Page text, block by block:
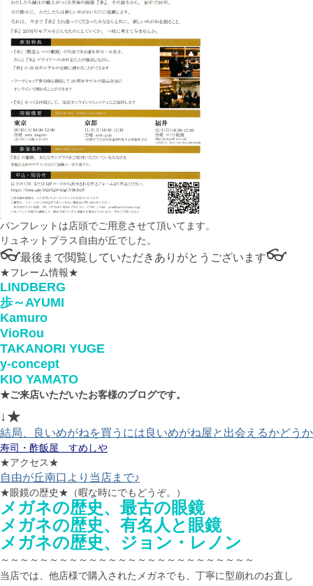
パンフレットは店頭でご用意させて頂いてます。
リュネットプラス自由が丘でした。
👓最後まで閲覧していただきありがとうございます👓
★フレーム情報★
LINDBERG
歩～AYUMI
Kamuro
VioRou
TAKANORI YUGE
y-concept
KIO YAMATO
★ご来店いただいたお客様のブログです。
↓★
結局、良いめがねを買うには良いめがね屋と出会えるかどうか
寿司・酢飯屋 すめしや
★アクセス★
自由が丘南口より当店まで♪
★眼鏡の歴史★（暇な時にでもどうぞ。）
メガネの歴史、最古の眼鏡
メガネの歴史、有名人と眼鏡
メガネの歴史、ジョン・レノン
～～～～～～～～～～～～～～～～～～～～～～～～～～
当店では、他店様で購入されたメガネでも、丁寧に型崩れのお直し